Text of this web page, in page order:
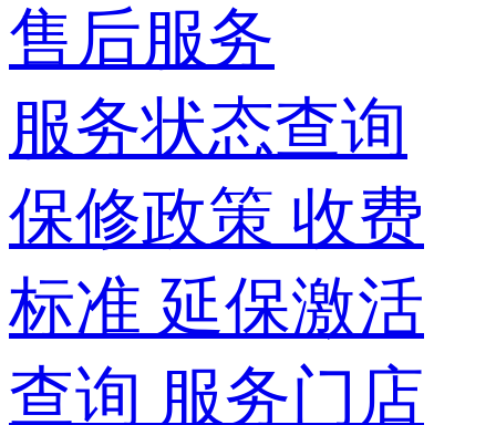
售后服务
服务状态查询
保修政策 收费
标准 延保激活
查询 服务门店